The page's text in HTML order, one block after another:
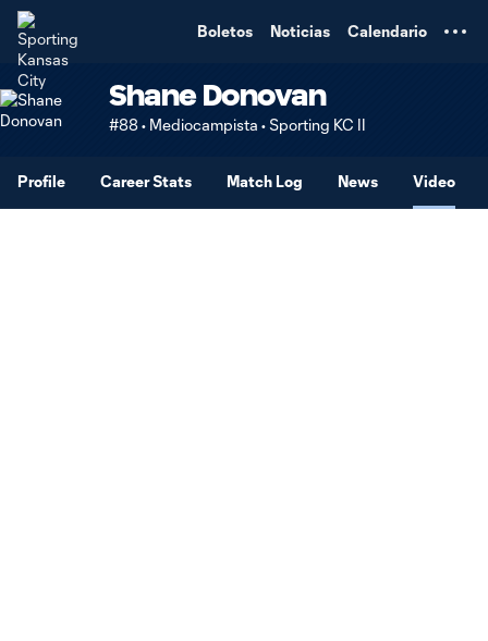
Boletos Noticias Calendario
Shane Donovan
#88 • Mediocampista • Sporting KC II
Profile Career Stats Match Log News Video